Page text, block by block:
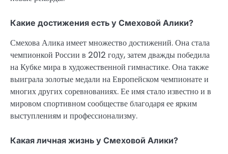
Какие достижения есть у Смеховой Алики?
Смехова Алика имеет множество достижений. Она стала
чемпионкой России в 2012 году, затем дважды победила
на Кубке мира в художественной гимнастике. Она также
выиграла золотые медали на Европейском чемпионате и
многих других соревнованиях. Ее имя стало известно и в
мировом спортивном сообществе благодаря ее ярким
выступлениям и профессионализму.
Какая личная жизнь у Смеховой Алики?